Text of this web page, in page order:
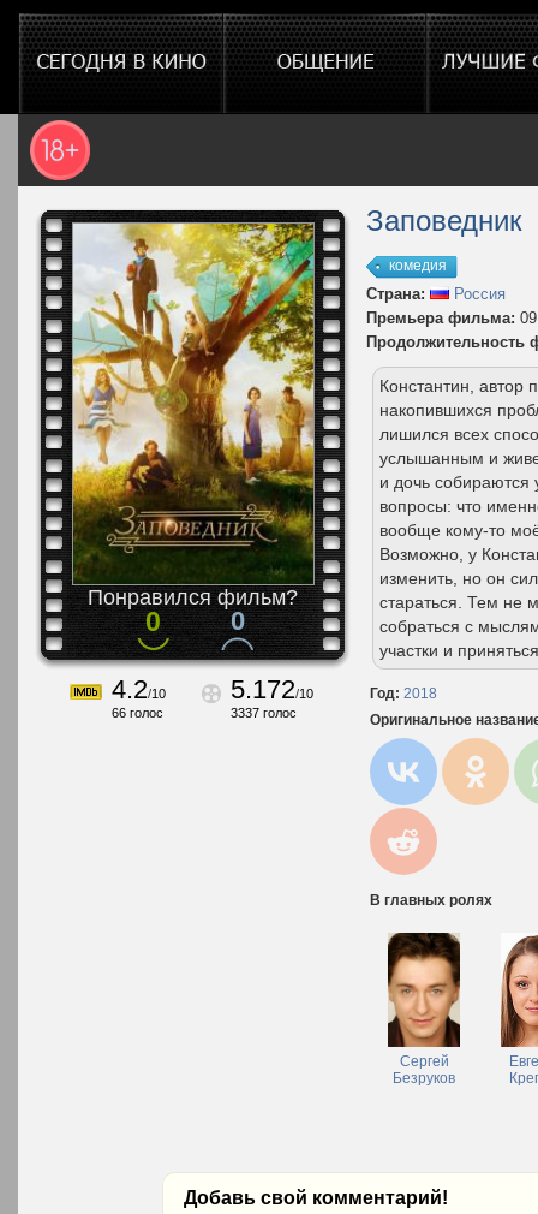
Понравился фильм?
0 0
4.2/10
66 голос
5.172/10
3337 голос
Заповедник
комедия
Страна:
Россия
Премьера фильма:
Продолжительность
Константин, автор
накопившихся
лишился всех
услышанным и
и дочь собираются
вопросы: что
вообще кому-то
Возможно, у
изменить, но он
стараться. Тем не
собраться с
участки и
Год: 2018
Оригинальное
В главных ролях
Сергей
Безруков
Добавь свой комментарий!